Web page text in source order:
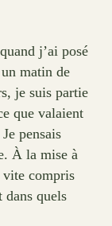
j’ai posé
matin de
je suis partie
que valaient
pensais
À la mise à
vite compris
dans quels